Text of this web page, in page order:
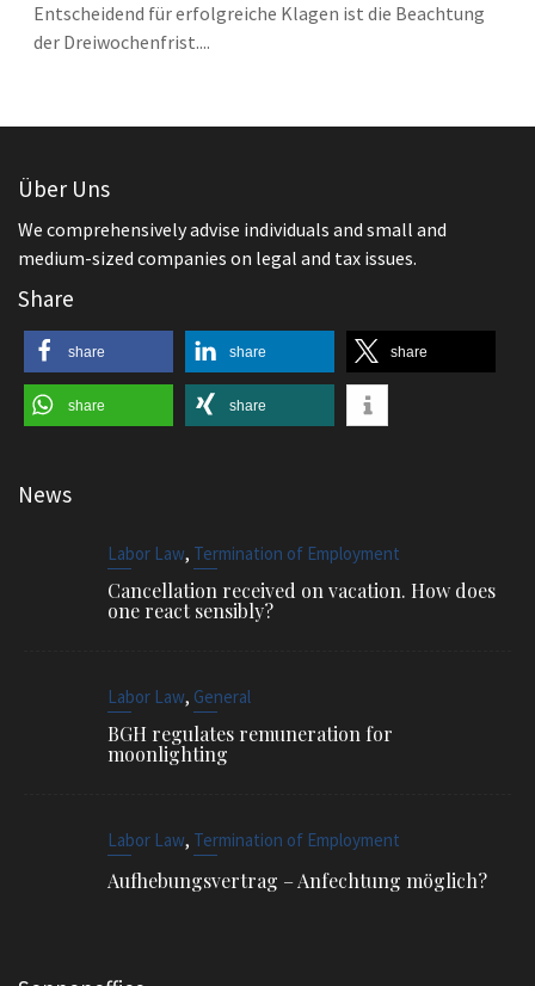
Entscheidend für erfolgreiche Klagen ist die Beachtung
der Dreiwochenfrist....
Über Uns
We comprehensively advise individuals and small and
medium-sized companies on legal and tax issues.
Share
share share share
share share
News
Labor Law, Termination of Employment
Cancellation received on vacation. How does
one react sensibly?
Labor Law, General
BGH regulates remuneration for
moonlighting
Labor Law, Termination of Employment
Aufhebungsvertrag – Anfechtung möglich?